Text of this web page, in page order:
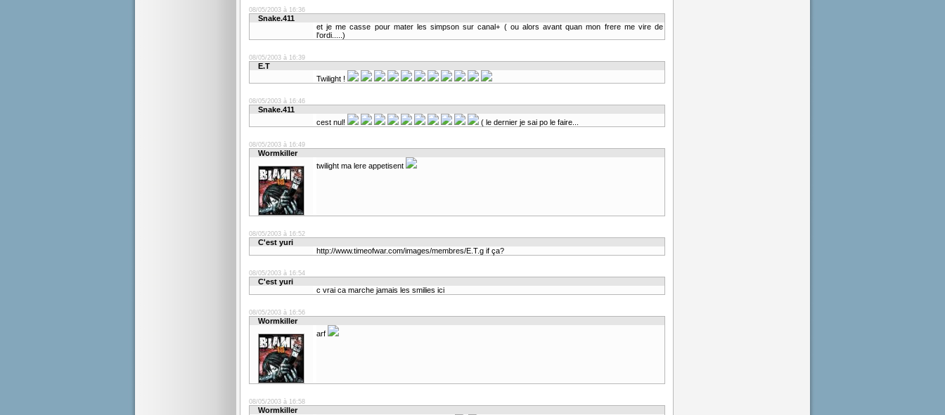
08/05/2003 à 16:36
Snake.411
et je me casse pour mater les simpson sur canal+ ( ou alors avant quan mon frere me vire de
l'ordi.....)
08/05/2003 à 16:39
E.T
Twilight !
08/05/2003 à 16:46
Snake.411
cest nul!
( le dernier je sai po le faire...
08/05/2003 à 16:49
Wormkiller
twilight ma lere appetisent
08/05/2003 à 16:52
C'est yuri
http://www.timeofwar.com/images/membres/E.T.g if ça?
08/05/2003 à 16:54
C'est yuri
c vrai ca marche jamais les smilies ici
08/05/2003 à 16:56
Wormkiller
arf
08/05/2003 à 16:58
Wormkiller